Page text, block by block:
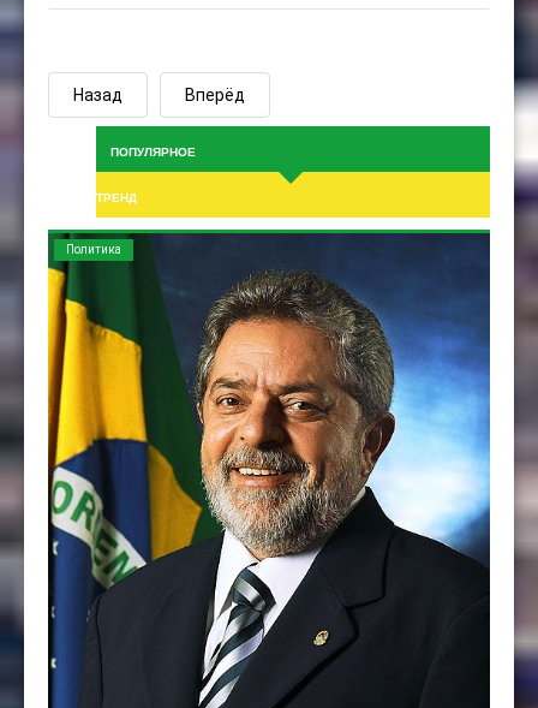
Назад Вперёд
ПОПУЛЯРНОЕ
ТРЕНД
Политика